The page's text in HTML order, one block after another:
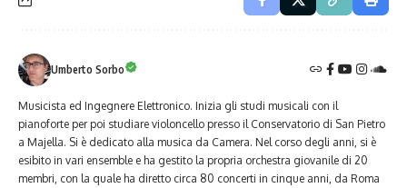
Umberto Sorbo
Musicista ed Ingegnere Elettronico. Inizia gli studi musicali con il
pianoforte per poi studiare violoncello presso il Conservatorio di San Pietro
a Majella. Si è dedicato alla musica da Camera. Nel corso degli anni, si è
esibito in vari ensemble e ha gestito la propria orchestra giovanile di 20
membri, con la quale ha diretto circa 80 concerti in cinque anni, da Roma